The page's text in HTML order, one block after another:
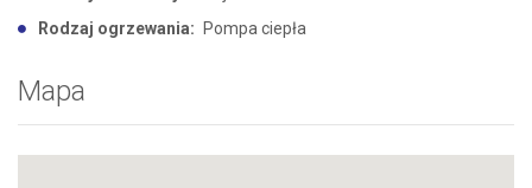
Rodzaj ogrzewania:
Pompa ciepła
Mapa